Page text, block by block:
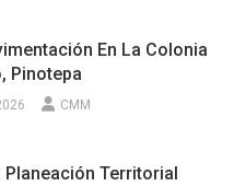
En La Colonia
Pinotepa
CMM
Planeación Territorial